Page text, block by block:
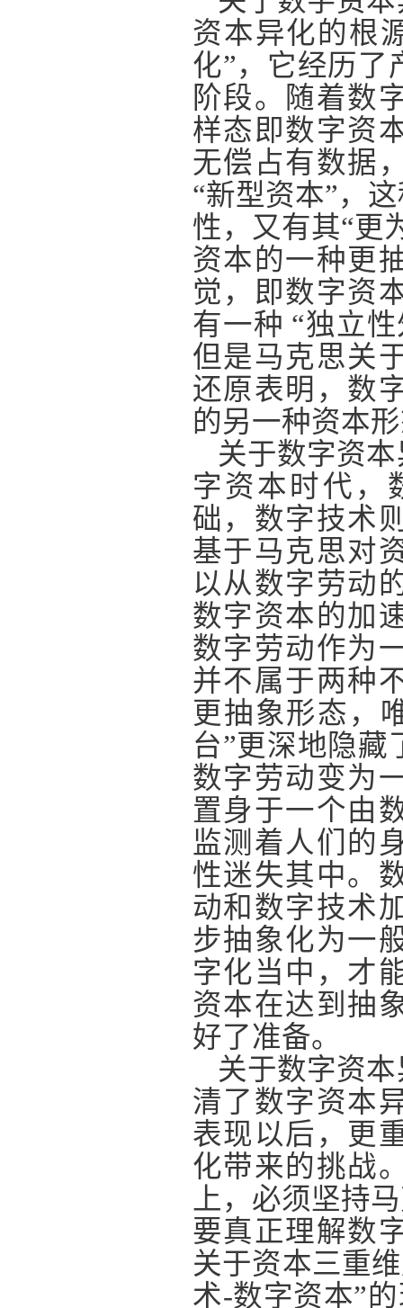
资本异化的根
化”，它经历
阶段。随着数
样态即数字资
无偿占有数据
“新型资本”，
性，又有其“更
资本的一种更
觉，即数字资
有一种 “独立
但是马克思关
还原表明，数
的另一种资本
关于数字资
字资本时代，
础，数字技术
基于马克思对
以从数字劳动
数字资本的加
数字劳动作为
并不属于两种
更抽象形态，
台”更深地隐藏
数字劳动变为
置身于一个由
监测着人们的
性迷失其中。
动和数字技术
步抽象化为一
字化当中，才
资本在达到抽
好了准备。
关于数字资
清了数字资本
表现以后，更
化带来的挑战
上，必须坚持
要真正理解数
关于资本三重
术-数字资本”